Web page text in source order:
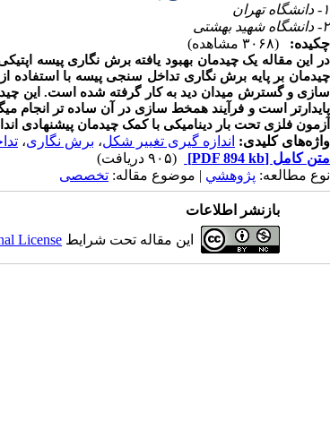
۱- دانشگاه تهران
۲- دانشگاه شهید بهشتی
چکیده:
(۳۰۶۸ مشاهده)
در این مقاله یک چیدمان بهبود یافته برش نگاری پیسه
چیدمان بر پایه برش نگاری تداخل سنجی پیسه با استفاده
سازی و گسترش میدان دید به کار گرفته شده است. این
پایدارتر است و فرآیند همخط سازی در آن ساده تر انجام
آزمون فلزی تحت بار دینامیکی با کمک چیدمان پیشنهادی
واژه‌های کلیدی: اندازه گیری تغییر شکل، برش نگاری،
متن کامل [PDF 894 kb]
(۹۰۵ دریافت)
نوع مطالعه: پژوهشي | موضوع مقاله: تخصصی
بازنشر اطلاعات
این مقاله تحت شرایط License